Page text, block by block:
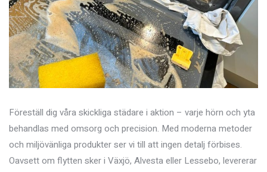
Föreställ dig våra skickliga städare i aktion – varje hörn och yta
behandlas med omsorg och precision. Med moderna metoder
och miljövänliga produkter ser vi till att ingen detalj förbises.
Oavsett om flytten sker i Växjö, Alvesta eller Lessebo, levererar